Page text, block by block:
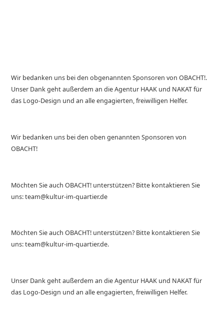
Wir bedanken uns bei den obgenannten Sponsoren von OBACHT!.
Unser Dank geht außerdem an die Agentur HAAK und NAKAT für
das Logo-Design und an alle engagierten, freiwilligen Helfer.
Wir bedanken uns bei den oben genannten Sponsoren von
OBACHT!
Möchten Sie auch OBACHT! unterstützen? Bitte kontaktieren Sie
uns: team@kultur-im-quartier.de
Möchten Sie auch OBACHT! unterstützen? Bitte kontaktieren Sie
uns: team@kultur-im-quartier.de.
Unser Dank geht außerdem an die Agentur HAAK und NAKAT für
das Logo-Design und an alle engagierten, freiwilligen Helfer.